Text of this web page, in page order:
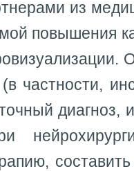
из
повышения
частности,
диагноз,